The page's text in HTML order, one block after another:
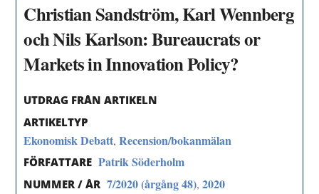
Christian Sandström, Karl Wennberg
och Nils Karlson: Bureaucrats or
Markets in Innovation Policy?
UTDRAG FRÅN ARTIKELN
ARTIKELTYP
Ekonomisk Debatt,Recension/bokanmälan
FÖRFATTARE Patrik Söderholm
NUMMER / ÅR 7/2020 (årgång 48),2020